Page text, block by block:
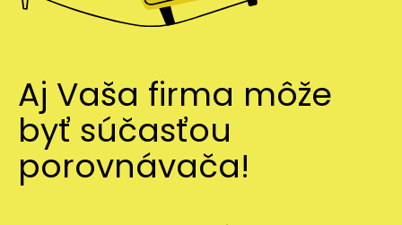
Aj Vaša firma môže
byť súčasťou
porovnávača!